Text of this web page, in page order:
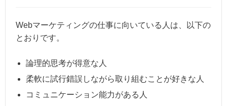
Webマーケティングの仕事に向いている人は、以下の
とおりです。
論理的思考が得意な人
柔軟に試行錯誤しながら取り組むことが好きな人
コミュニケーション能力がある人